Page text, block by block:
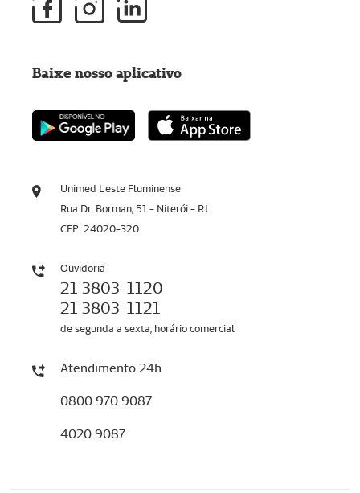
Unimed Leste Fluminense
Rua Dr. Borman, 51 - Niterói - RJ
CEP: 24020-320
Ouvidoria
21 3803-1120
21 3803-1121
de segunda a sexta, horário comercial
Atendimento 24h
0800 970 9087
4020 9087
Baixe nosso aplicativo